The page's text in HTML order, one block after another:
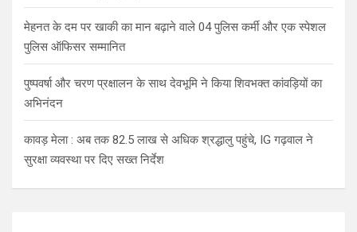
मेहनत के दम पर खाकी का मान बढ़ाने वाले 04 पुलिस कर्मी और एक स्पेशल
पुलिस ऑफिसर सम्मानित
पुष्पवर्षा और चरण प्रक्षालन के साथ देवभूमि ने किया शिवभक्त कांवड़ियों का
अभिनंदन
कावड़ मेला : अब तक 82.5 लाख से अधिक श्रद्धालु पहुंचे, IG गढ़वाल ने
सुरक्षा व्यवस्था पर दिए सख्त निर्देश